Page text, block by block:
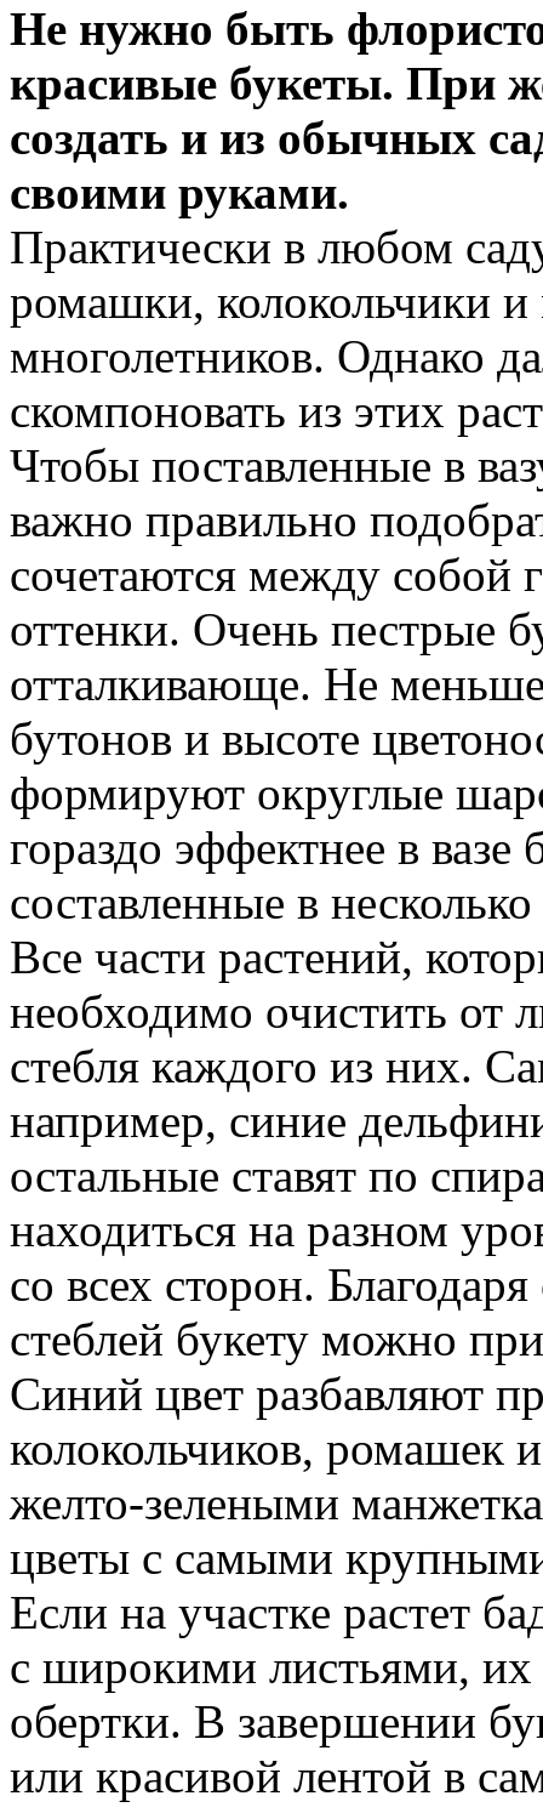
Не нужно быть
красивые букеты. При
создать и из обычных
своими руками.
Практически в любом
ромашки, колокольчики
многолетников. Однако
скомпоновать из этих
Чтобы поставленные в
важно правильно
сочетаются между собой
оттенки. Очень пестрые
отталкивающе. Не
бутонов и высоте
формируют округлые
гораздо эффектнее в вазе
составленные в
Все части растений,
необходимо очистить от
стебля каждого из них.
например, синие
остальные ставят по
находиться на разном
со всех сторон.
стеблей букету можно
Синий цвет разбавляют
колокольчиков, ромашек
желто-зелеными
цветы с самыми
Если на участке растет
с широкими листьями, их
обертки. В завершении
или красивой лентой в